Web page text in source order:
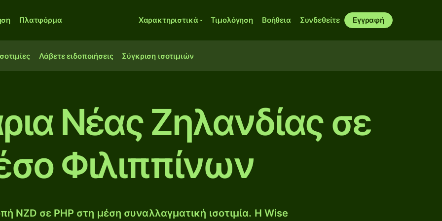
Πλατφόρμα Χαρακτηριστικά Τιμολόγηση Βοήθεια Συνδεθείτε Εγγραφή
Λάβετε ειδοποιήσεις Σύγκριση ισοτιμιών
Νέας Ζηλανδίας σε
Φιλιππίνων
NZD σε PHP στη μέση συναλλαγματική ισοτιμία. Η Wise